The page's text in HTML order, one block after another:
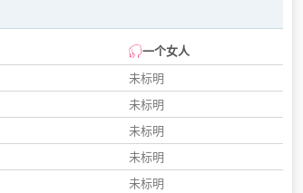
一个女人
未标明
未标明
未标明
未标明
未标明